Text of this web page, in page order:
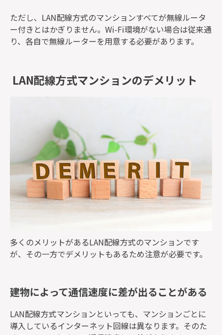
ただし、LAN配線方式のマンションすべてが無線ルータ
ー付きとはかぎりません。Wi-Fi環境がない場合は従来通
り、各自で無線ルーターを用意する必要があります。
LAN配線方式マンションのデメリット
多くのメリットがあるLAN配線方式のマンションです
が、その一方でデメリットもあるため注意が必要です。
建物によって通信速度に差が出ることがある
LAN配線方式マンションといっても、マンションごとに
導入しているインターネット回線は異なります。そのた